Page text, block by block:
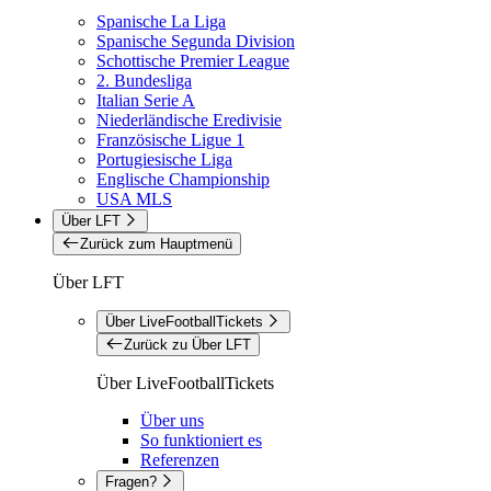
Spanische La Liga
Spanische Segunda Division
Schottische Premier League
2. Bundesliga
Italian Serie A
Niederländische Eredivisie
Französische Ligue 1
Portugiesische Liga
Englische Championship
USA MLS
Über LFT
Zurück zum Hauptmenü
Über LFT
Über LiveFootballTickets
Zurück zu Über LFT
Über LiveFootballTickets
Über uns
So funktioniert es
Referenzen
Fragen?